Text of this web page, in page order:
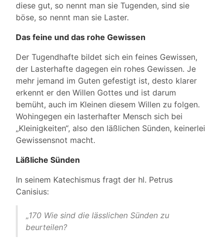
diese gut, so nennt man sie Tugenden, sind sie
böse, so nennt man sie Laster.
Das feine und das rohe Gewissen
Der Tugendhafte bildet sich ein feines Gewissen,
der Lasterhafte dagegen ein rohes Gewissen. Je
mehr jemand im Guten gefestigt ist, desto klarer
erkennt er den Willen Gottes und ist darum
bemüht, auch im Kleinen diesem Willen zu folgen.
Wohingegen ein lasterhafter Mensch sich bei
„Kleinigkeiten“, also den läßlichen Sünden, keinerlei
Gewissensnot macht.
Läßliche Sünden
In seinem Katechismus fragt der hl. Petrus
Canisius:
„170 Wie sind die lässlichen Sünden zu
beurteilen?